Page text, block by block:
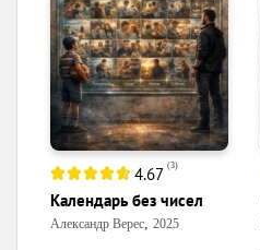
4.67 (3)
Календарь без чисел
Александр Верес 2025